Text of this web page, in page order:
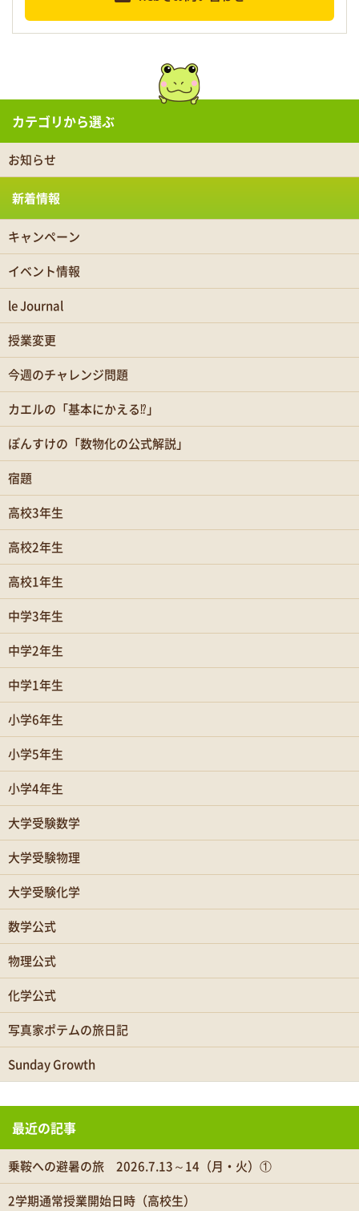
カテゴリから選ぶ
お知らせ
新着情報
キャンペーン
イベント情報
le Journal
授業変更
今週のチャレンジ問題
カエルの「基本にかえる⁉」
ぽんすけの「数物化の公式解説」
宿題
高校3年生
高校2年生
高校1年生
中学3年生
中学2年生
中学1年生
小学6年生
小学5年生
小学4年生
大学受験数学
大学受験物理
大学受験化学
数学公式
物理公式
化学公式
写真家ポテムの旅日記
Sunday Growth
最近の記事
乗鞍への避暑の旅 2026.7.13～14（月・火）①
2学期通常授業開始日時（高校生）